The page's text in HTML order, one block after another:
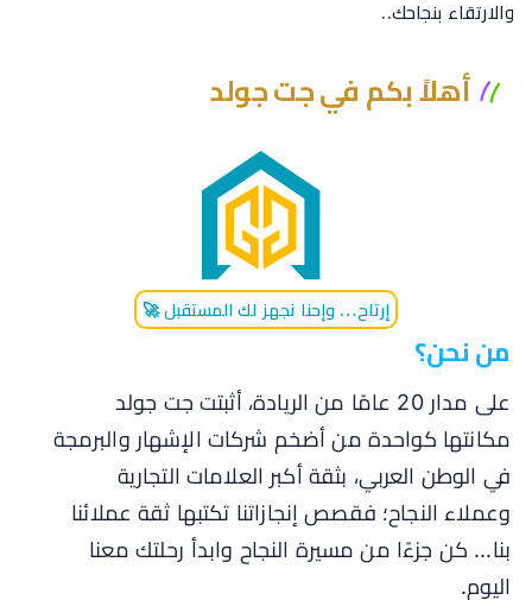
والارتقاء بنجاحك..
أهلاً بكم في جت جولد
إرتاح… وإحنا نجهز لك المستقبل 🚀
من نحن؟
على مدار 20 عامًا من الريادة، أثبتت جت جولد
مكانتها كواحدة من أضخم شركات الإشهار والبرمجة
في الوطن العربي، بثقة أكبر العلامات التجارية
وعملاء النجاح؛ فقصص إنجازاتنا تكتبها ثقة عملائنا
بنا... كن جزءًا من مسيرة النجاح وابدأ رحلتك معنا
اليوم.